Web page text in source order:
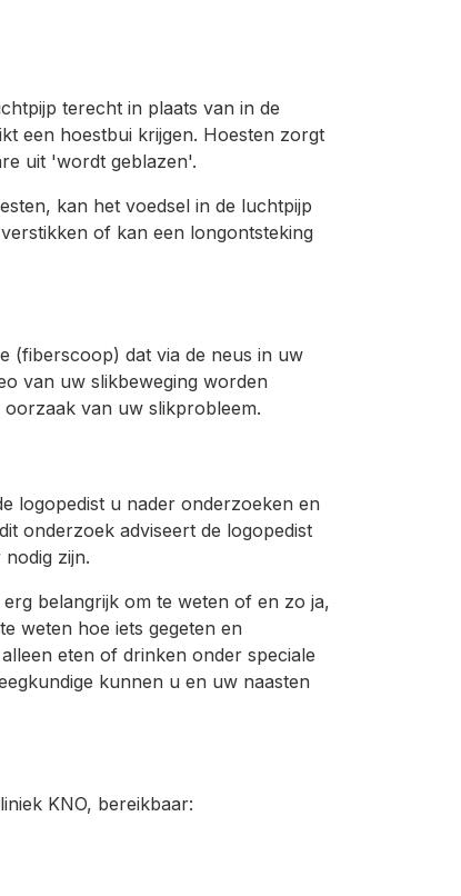
terecht in plaats van in de
een hoestbui krijgen. Hoesten zorgt
uit 'wordt geblazen'.
kan het voedsel in de luchtpijp
of kan een longontsteking
(fiberscoop) dat via de neus in uw
van uw slikbeweging worden
oorzaak van uw slikprobleem.
logopedist u nader onderzoeken en
onderzoek adviseert de logopedist
zijn.
belangrijk om te weten of en zo ja,
weten hoe iets gegeten en
eten of drinken onder speciale
kunnen u en uw naasten
KNO, bereikbaar: